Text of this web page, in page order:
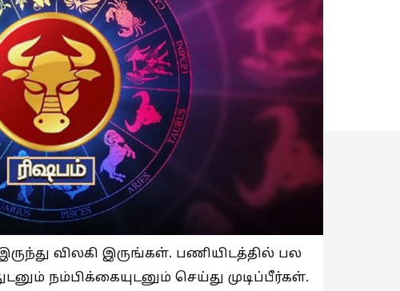
விலகி இருங்கள். பணியிடத்தில் பல
நம்பிக்கையுடனும் செய்து முடிப்பீர்கள்.